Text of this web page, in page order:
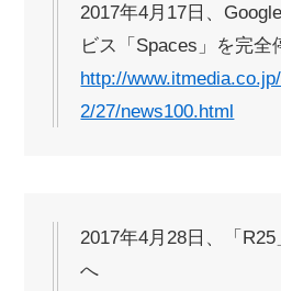
2017年4月17日、
ビス「Spaces」を完全
http://
2/27/news100.html
2017年4月28日、「
へ